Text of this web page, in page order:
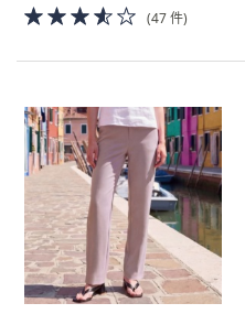
3.5
of
(47 件)